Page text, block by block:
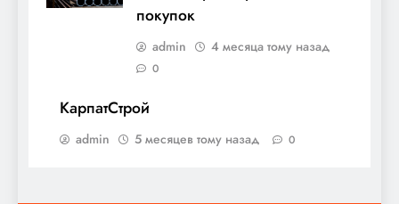
покупок
admin 4 месяца тому назад
0
КарпатСтрой
admin 5 месяцев тому назад 0